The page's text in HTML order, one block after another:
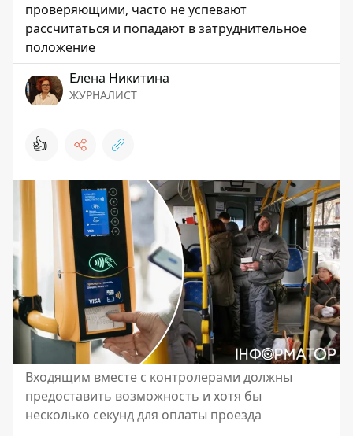
проверяющими, часто не успевают
рассчитаться и попадают в затруднительное
положение
Елена Никитина
ЖУРНАЛИСТ
👍
Входящим вместе с контролерами должны
предоставить возможность и хотя бы
несколько секунд для оплаты проезда